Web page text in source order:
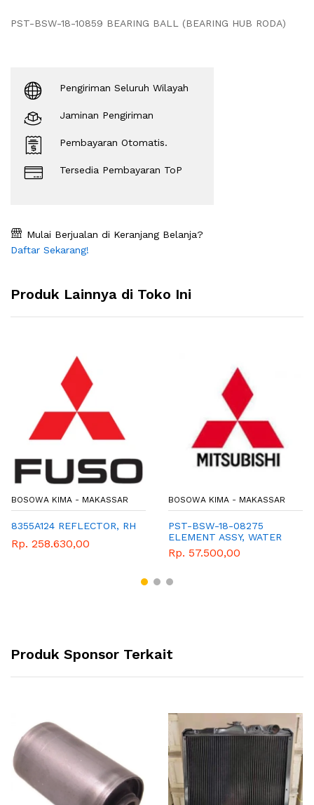
PST-BSW-18-10859 BEARING BALL (BEARING HUB RODA)
Pengiriman Seluruh Wilayah
Jaminan Pengiriman
Pembayaran Otomatis.
Tersedia Pembayaran ToP
Mulai Berjualan di Keranjang Belanja?
Daftar Sekarang!
Produk Lainnya di Toko Ini
BOSOWA KIMA - MAKASSAR
8355A124 REFLECTOR, RH
Rp. 258.630,00
BOSOWA KIMA - MAKASSAR
PST-BSW-18-08275
ELEMENT ASSY, WATER
SEPARATOR
Rp. 57.500,00
Produk Sponsor Terkait